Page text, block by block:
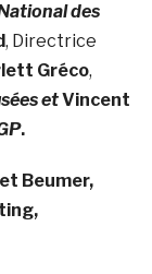
des
, Directrice
Gréco,
etVincent
.
Beumer,